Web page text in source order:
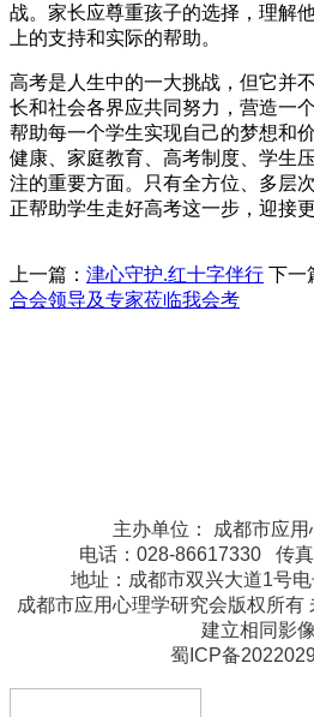
战。家长应尊重孩子的选择，理解
上的支持和实际的帮助。
高考是人生中的一大挑战，但它并
长和社会各界应共同努力，营造一
帮助每一个学生实现自己的梦想和
健康、家庭教育、高考制度、学生
注的重要方面。只有全方位、多层
正帮助学生走好高考这一步，迎接
上一篇： 津心守护.红十字伴行 下一
合会领导及专家莅临我会考
主办单位： 成都市应
电话：028-86617330 传
地址：成都市双兴大道1号
成都市应用心理学研究会版权所有
建立相同影像
蜀ICP备